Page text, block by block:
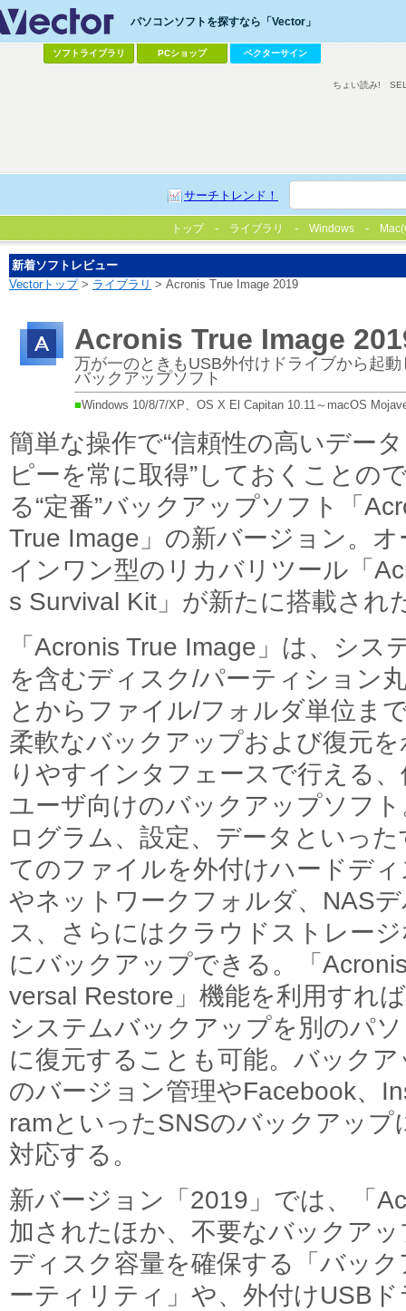
パソコンソフトを探すなら「Vector」
ソフトライブラリ PCショップ ベクターサイン
サーチトレンド！
ちょい読み!
トップ ライブラリ Windows
新着ソフトレビュー
Vectorトップ> ライブラリ > Acronis True Image 2019
Acronis True Image
万が一のときもUSB外付けドライブから起
バックアップソフト
■Windows 10/8/7/XP、OS X El Capitan 10.11～macOS
簡単な操作で“信頼性の高いデー
ピーを常に取得”しておくことの
る“定番”バックアップソフト「
True Image」の新バージョン。オ
インワン型のリカバリツール「
s Survival Kit」が新たに搭載され
「Acronis True Image」は、シス
を含むディスク/パーティション
とからファイル/フォルダ単位ま
柔軟なバックアップおよび復元
りやすインタフェースで行える、
ユーザ向けのバックアップソフ
ログラム、設定、データといった
てのファイルを外付けハードデ
やネットワークフォルダ、NAS
ス、さらにはクラウドストレー
にバックアップできる。「
versal Restore」機能を利用すれ
システムバックアップを別のパ
に復元することも可能。バックア
のバージョン管理やFacebook、
ramといったSNSのバックアップ
対応する。
新バージョン「2019」では、「
加されたほか、不要なバックア
ディスク容量を確保する「バッ
ーティリティ」や、外付けUSB